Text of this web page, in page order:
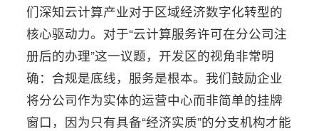
们深知云计算产业对于区域经济数字化转型的
核心驱动力。对于“云计算服务许可在分公司注
册后的办理”这一议题，开发区的视角非常明
确：合规是底线，服务是根本。我们鼓励企业
将分公司作为实体的运营中心而非简单的挂牌
窗口，因为只有具备“经济实质”的分支机构才能